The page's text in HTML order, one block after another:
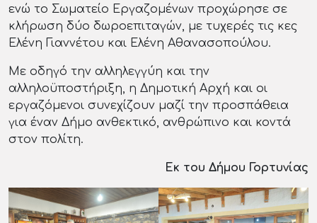
ενώ το Σωματείο Εργαζομένων προχώρησε σε
κλήρωση δύο δωροεπιταγών, με τυχερές τις κες
Ελένη Γιαννέτου και Ελένη Αθανασοπούλου.
Με οδηγό την αλληλεγγύη και την
αλληλοϋποστήριξη, η Δημοτική Αρχή και οι
εργαζόμενοι συνεχίζουν μαζί την προσπάθεια
για έναν Δήμο ανθεκτικό, ανθρώπινο και κοντά
στον πολίτη.
Εκ του Δήμου Γορτυνίας